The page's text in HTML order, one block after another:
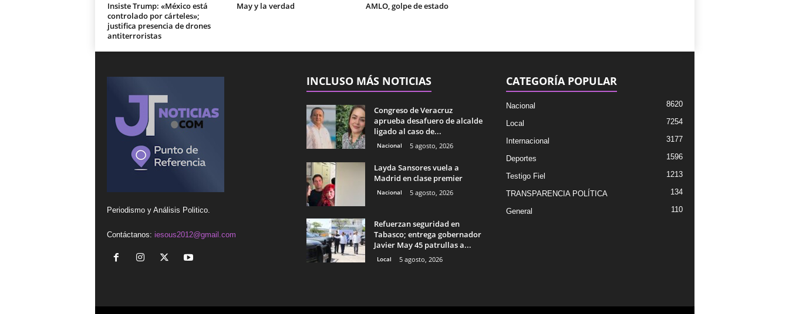
Insiste Trump: «México está
controlado por cárteles»;
justifica presencia de drones
antiterroristas
May y la verdad AMLO, golpe de estado
Periodismo y Análisis Politico.
Contáctanos: iesous2012@gmail.com
INCLUSO MÁS NOTICIAS
Congreso de Veracruz
aprueba desafuero de alcalde
ligado al caso de...
Nacional 5 agosto, 2026
Layda Sansores vuela a
Madrid en clase premier
Nacional 5 agosto, 2026
Refuerzan seguridad en
Tabasco; entrega gobernador
Javier May 45 patrullas a...
Local 5 agosto, 2026
CATEGORÍA POPULAR
Nacional 8620
Local 7254
Internacional 3177
Deportes 1596
Testigo Fiel 1213
TRANSPARENCIA POLÍTICA 134
General 110